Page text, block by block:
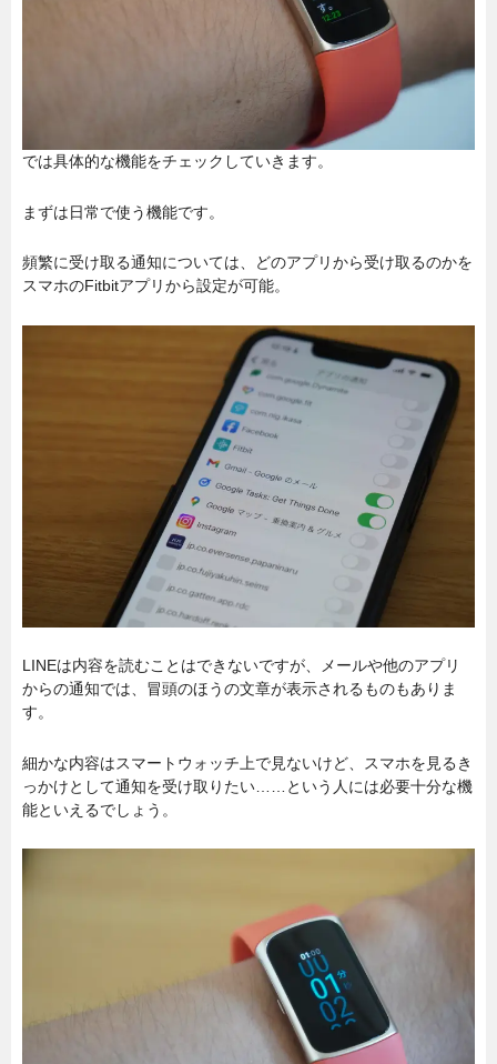
では具体的な機能をチェックしていきます。
まずは日常で使う機能です。
頻繁に受け取る通知については、どのアプリから受け取るのかを
スマホのFitbitアプリから設定が可能。
LINEは内容を読むことはできないですが、メールや他のアプリ
からの通知では、冒頭のほうの文章が表示されるものもありま
す。
細かな内容はスマートウォッチ上で見ないけど、スマホを見るき
っかけとして通知を受け取りたい……という人には必要十分な機
能といえるでしょう。